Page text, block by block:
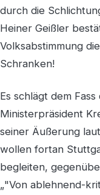
durch die
Heiner Geißler
Volksabstimmung
Schranken!
Es schlägt dem
Ministerpräsident
seiner Äußerung
wollen fortan
begleiten,
„"Von ablehnend-